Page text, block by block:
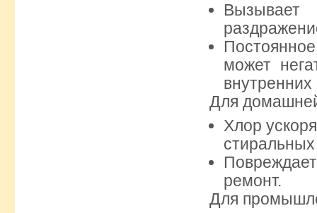
может
внутренних
Для
Хлор
ремонт.
Для